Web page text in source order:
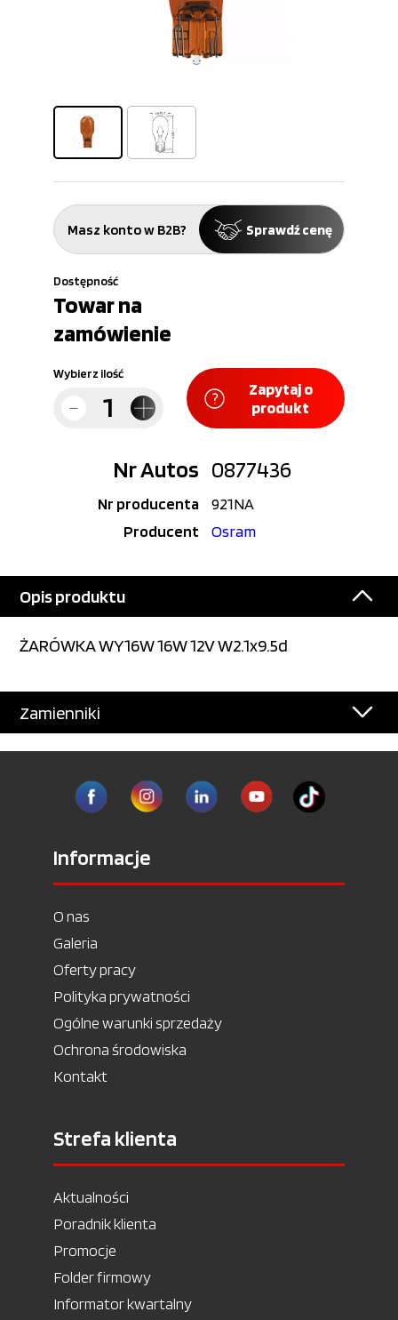
Masz konto w B2B? Sprawdź cenę
Dostępność
Towar na
zamówienie
Wybierz ilość
Zapytaj o
produkt
Nr Autos 0877436
Nr producenta
921NA
Producent
Osram
Opis produktu
ŻARÓWKA WY16W 16W 12V W2.1x9.5d
Zamienniki
Informacje
O nas
Galeria
Oferty pracy
Polityka prywatności
Ogólne warunki sprzedaży
Ochrona środowiska
Kontakt
Strefa klienta
Aktualności
Poradnik klienta
Promocje
Folder firmowy
Informator kwartalny